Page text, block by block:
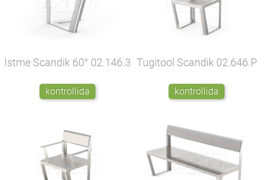
Istme Scandik 60° 02.146.3
kontrollida
Tugitool Scandik 02.646.P
kontrollida